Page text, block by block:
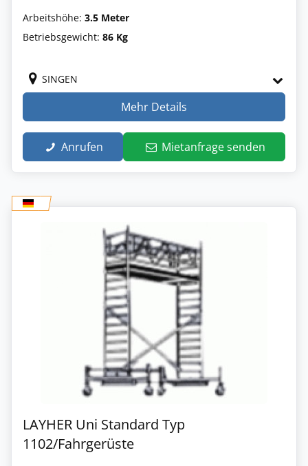
Arbeitshöhe: 3.5 Meter
Betriebsgewicht: 86 Kg
SINGEN
Mehr Details
Anrufen Mietanfrage senden
LAYHER Uni Standard Typ
1102/Fahrgerüste